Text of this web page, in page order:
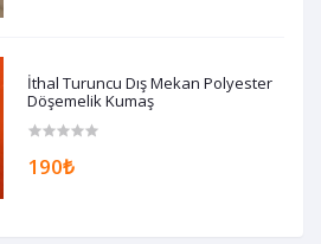
İthal Turuncu Dış Mekan Polyester
Döşemelik Kumaş
190₺